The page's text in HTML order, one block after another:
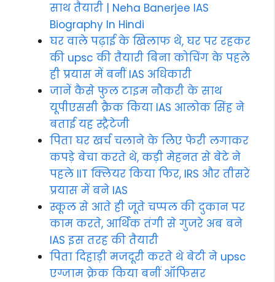
साथ तैयारी | Neha Banerjee IAS
Biography In Hindi
घर वाले पढ़ाई के खिलाफ थे, घर पर रहकर
की upsc की तैयारी बिना कोचिंग के पहले
ही प्रयास में बनीं IAS अधिकारी
जानें कैसे फुल टाइम नौकरी के साथ
यूपीएससी क्रैक किया IAS आलोक सिंह ने
बताई यह स्ट्रैटेजी
पिता घर खर्च चलाने के लिए फेरी लगाकर
कपड़े बेचा करते थे, कड़ी मेहनत से बेटे ने
पहले IIT क्लियर किया फिर, IRS और तीसरे
प्रयास में बने IAS
स्कूल से आते ही जूते चप्पल की दुकान पर
काम करते, आर्थिक तंगी से गुजरे अब बने
IAS इस तरह की तैयारी
पिता दिहाड़ी मजदूरी करते थे बेटी ने upsc
एग्जाम क्रेक किया बनीं ऑफिसर